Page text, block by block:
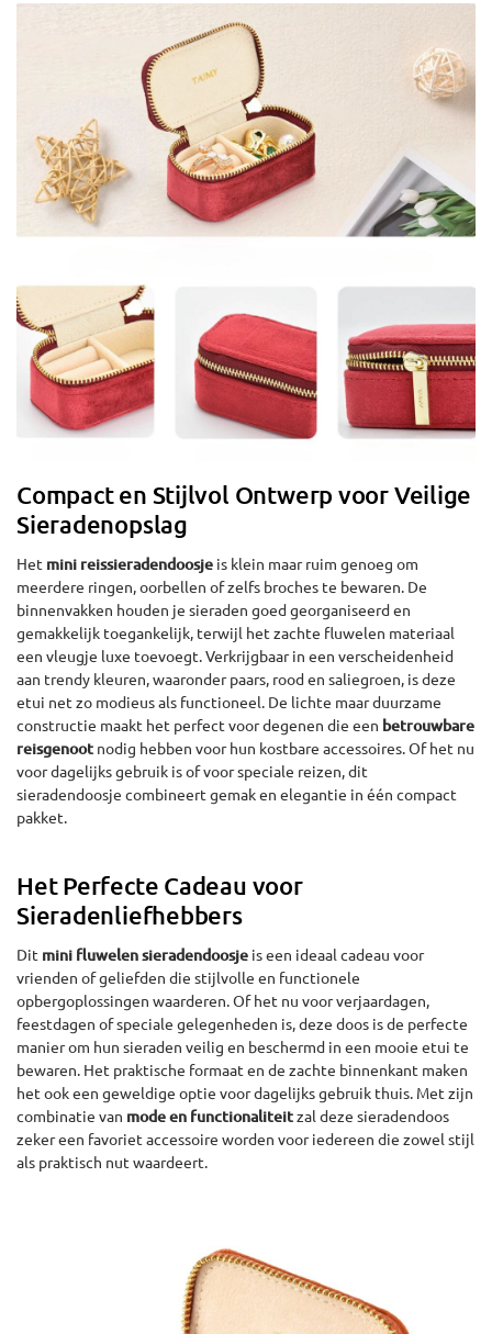
Compact en Stijlvol Ontwerp voor Veilige
Sieradenopslag
Het mini reissieradendoosje is klein maar ruim genoeg om
meerdere ringen, oorbellen of zelfs broches te bewaren. De
binnenvakken houden je sieraden goed georganiseerd en
gemakkelijk toegankelijk, terwijl het zachte fluwelen materiaal
een vleugje luxe toevoegt. Verkrijgbaar in een verscheidenheid
aan trendy kleuren, waaronder paars, rood en saliegroen, is deze
etui net zo modieus als functioneel. De lichte maar duurzame
constructie maakt het perfect voor degenen die een betrouwbare
reisgenoot nodig hebben voor hun kostbare accessoires. Of het nu
voor dagelijks gebruik is of voor speciale reizen, dit
sieradendoosje combineert gemak en elegantie in één compact
pakket.
Het Perfecte Cadeau voor
Sieradenliefhebbers
Dit mini fluwelen sieradendoosje is een ideaal cadeau voor
vrienden of geliefden die stijlvolle en functionele
opbergoplossingen waarderen. Of het nu voor verjaardagen,
feestdagen of speciale gelegenheden is, deze doos is de perfecte
manier om hun sieraden veilig en beschermd in een mooie etui te
bewaren. Het praktische formaat en de zachte binnenkant maken
het ook een geweldige optie voor dagelijks gebruik thuis. Met zijn
combinatie van mode en functionaliteitzal deze sieradendoos
zeker een favoriet accessoire worden voor iedereen die zowel stijl
als praktisch nut waardeert.